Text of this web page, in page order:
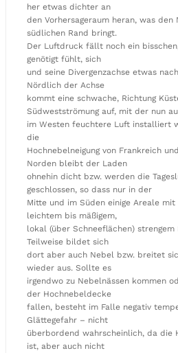
her etwas dichter an
den Vorhersageraum heran, was den
südlichen Rand bringt.
Der Luftdruck fällt noch ein
genötigt fühlt, sich
und seine Divergenzachse etwas
Nördlich der Achse
kommt eine schwache, Richtung
Südwestströmung auf, mit der nun
im Westen feuchtere Luft installiert
die
Hochnebelneigung von Frankreich
Norden bleibt der Laden
ohnehin dicht bzw. werden die
geschlossen, so dass nur in der
Mitte und im Süden einige Areale
leichtem bis mäßigem,
lokal (über Schneeflächen)
Teilweise bildet sich
dort aber auch Nebel bzw. breitet
wieder aus. Sollte es
irgendwo zu Nebelnässen kommen
der Hochnebeldecke
fallen, besteht im Falle negativ
Glättegefahr – nicht
überbordend wahrscheinlich, da die
ist, aber auch nicht